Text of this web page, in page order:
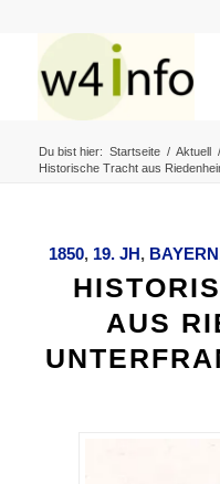
Du bist hier: Startseite / Aktuell /
Historische Tracht aus
1850, 19. JH, BAYERN
AUS